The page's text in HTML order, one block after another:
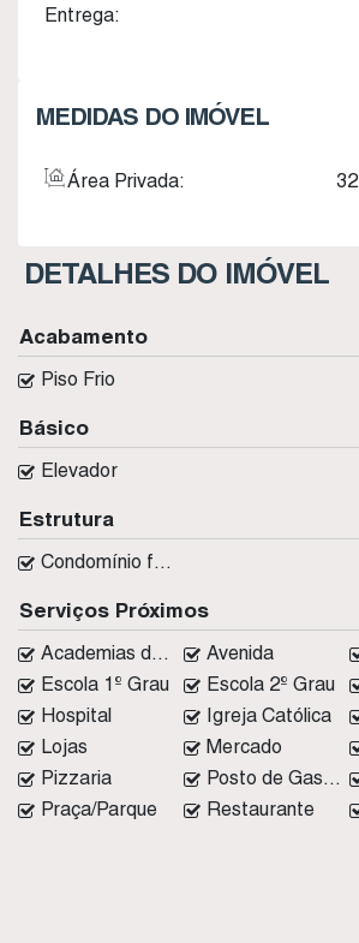
Entrega:
MEDIDAS DO IMÓVEL
Área Privada: 32
DETALHES DO IMÓVEL
Serviços Próximos
Academias de ginástica Avenida
Escola 1º Grau
Escola 2º Grau
Hospital
Igreja Católica
Lojas
Mercado
Pizzaria
Posto de Gasolina
Praça/Parque
Restaurante
Estrutura
Condomínio fechado
Básico
Elevador
Acabamento
Piso Frio